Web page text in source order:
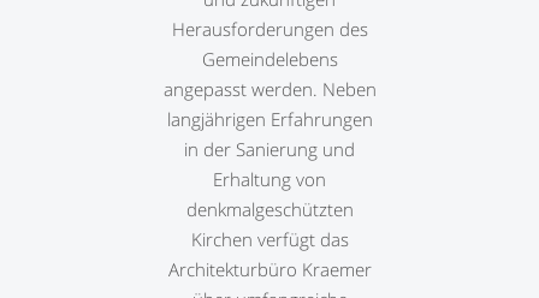
Herausforderungen des
Gemeindelebens
angepasst werden. Neben
langjährigen Erfahrungen
in der Sanierung und
Erhaltung von
denkmalgeschützten
Kirchen verfügt das
Architekturbüro Kraemer